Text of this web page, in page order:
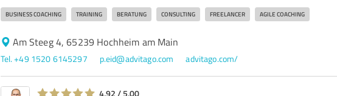
BUSINESS COACHING TRAINING BERATUNG CONSULTING FREELANCER AGILE COACHING
Am Steeg 4, 65239 Hochheim am Main
Tel. +49 1520 6145297 p.eid@advitago.com advitago.com/
4,92 / 5,00